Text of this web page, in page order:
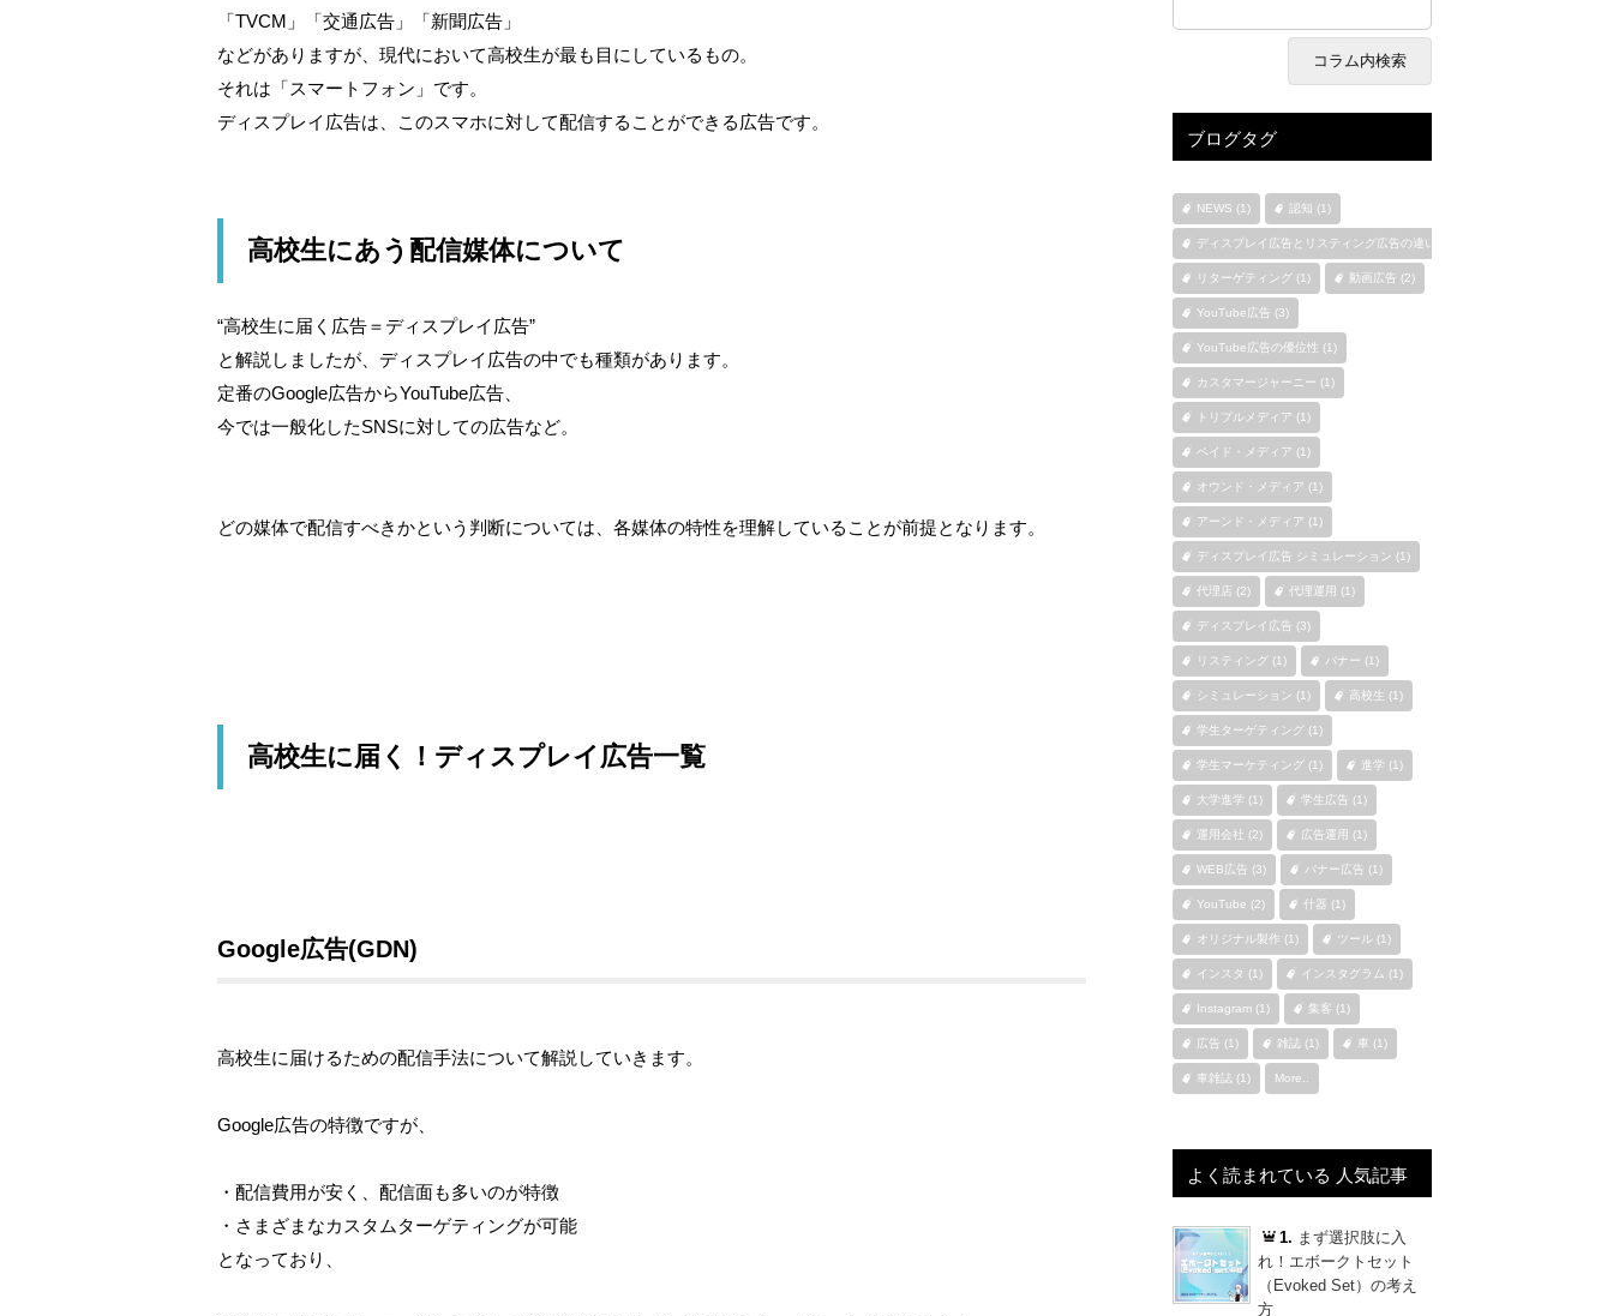
「TVCM」「交通広告」「新聞広告」
などがありますが、現代において高校生が最も目にしているもの。
それは「スマートフォン」です。
ディスプレイ広告は、このスマホに対して配信することができる広告です。
高校生にあう配信媒体について
“高校生に届く広告＝ディスプレイ広告”
と解説しましたが、ディスプレイ広告の中でも種類があります。
定番のGoogle広告からYouTube広告、
今では一般化したSNSに対しての広告など。
どの媒体で配信すべきかという判断については、各媒体の特性を理解していることが前提となります。
高校生に届く！ディスプレイ広告一覧
Google広告(GDN)
高校生に届けるための配信手法について解説していきます。
Google広告の特徴ですが、
・配信費用が安く、配信面も多いのが特徴
・さまざまなカスタムターゲティングが可能
となっており、
ブログタグ
NEWS (1) 認知 (1)
ディスプレイ広告とリスティング広告の違い (1)
リターゲティング (1) 動画広告 (2)
YouTube広告 (3)
YouTube広告の優位性 (1)
カスタマージャーニー (1)
トリプルメディア (1)
ペイド・メディア (1)
オウンド・メディア (1)
アーンド・メディア (1)
ディスプレイ広告 シミュレーション (1)
代理店 (2) 代理運用 (1)
ディスプレイ広告 (3)
リスティング (1) バナー (1)
シミュレーション (1) 高校生 (1)
学生ターゲティング (1)
学生マーケティング (1) 進学 (1)
大学進学 (1) 学生広告 (1)
運用会社 (2) 広告運用 (1)
WEB広告 (3) バナー広告 (1)
YouTube (2) 什器 (1)
オリジナル製作 (1) ツール (1)
インスタ (1) インスタグラム (1)
Instagram (1) 集客 (1)
広告 (1) 雑誌 (1) 車 (1)
車雑誌 (1) More..
よく読まれている 人気記事
1. まず選択肢に入
れ！エボークトセット
（Evoked Set）の考え
方